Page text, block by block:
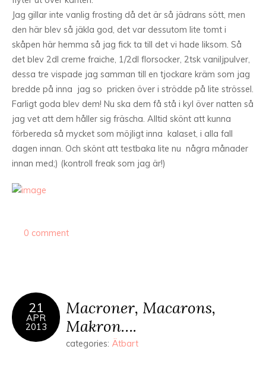
Jag gillar inte vanlig frosting då det är så jädrans sött, men
den här blev så jäkla god, det var dessutom lite tomt i
skåpen här hemma så jag fick ta till det vi hade liksom. Så
det blev 2dl creme fraiche, 1/2dl florsocker, 2tsk vaniljpulver,
dessa tre vispade jag samman till en tjockare kräm som jag
bredde på inna jag so pricken över i strödde på lite strössel.
Farligt goda blev dem! Nu ska dem få stå i kyl över natten så
jag vet att dem håller sig fräscha. Alltid skönt att kunna
förbereda så mycket som möjligt inna kalaset, i alla fall
dagen innan. Och skönt att testbaka lite nu några månader
innan med;) (kontroll freak som jag är!)
0 comment
21
APR
2013
Macroner, Macarons,
Makron….
categories: Ätbart